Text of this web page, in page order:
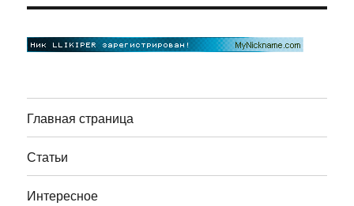
Главная страница
Статьи
Интересное